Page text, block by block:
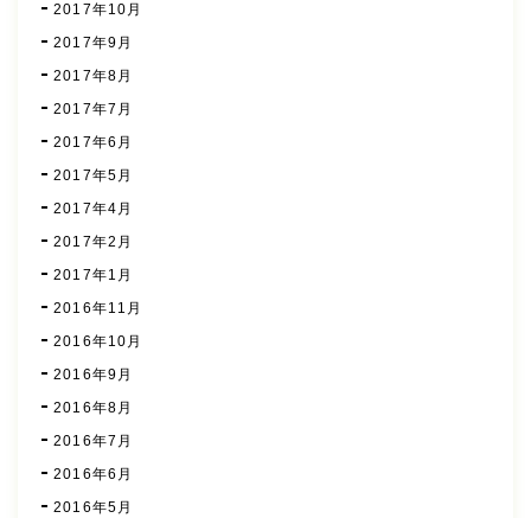
2017年10月
2017年9月
2017年8月
2017年7月
2017年6月
2017年5月
2017年4月
2017年2月
2017年1月
2016年11月
2016年10月
2016年9月
2016年8月
2016年7月
2016年6月
2016年5月